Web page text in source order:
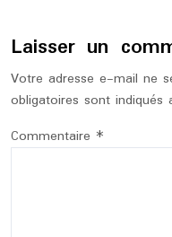
Laisser un
Votre adresse e-mail ne
obligatoires sont indiqués
Commentaire *